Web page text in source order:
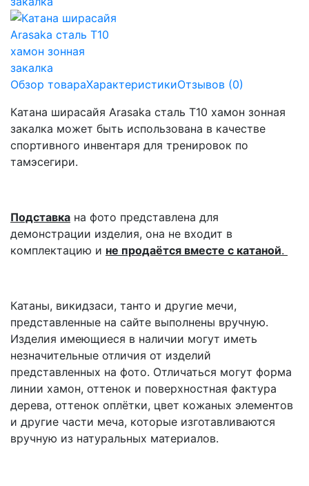
Обзор товараХарактеристикиОтзывов (0)
Катана ширасайя Arasaka сталь T10 хамон зонная
закалка может быть использована в качестве
спортивного инвентаря для тренировок по
тамэсегири.
Подставка на фото представлена для
демонстрации изделия, она не входит в
комплектацию и не продаётся вместе с катаной.
Катаны, викидзаси, танто и другие мечи,
представленные на сайте выполнены вручную.
Изделия имеющиеся в наличии могут иметь
незначительные отличия от изделий
представленных на фото. Отличаться могут форма
линии хамон, оттенок и поверхностная фактура
дерева, оттенок оплётки, цвет кожаных элементов
и другие части меча, которые изготавливаются
вручную из натуральных материалов.